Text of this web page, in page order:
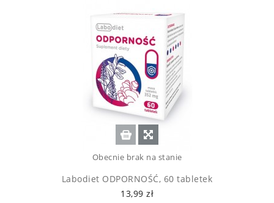
Obecnie brak na stanie
Labodiet ODPORNOŚĆ, 60 tabletek
13,99 zł